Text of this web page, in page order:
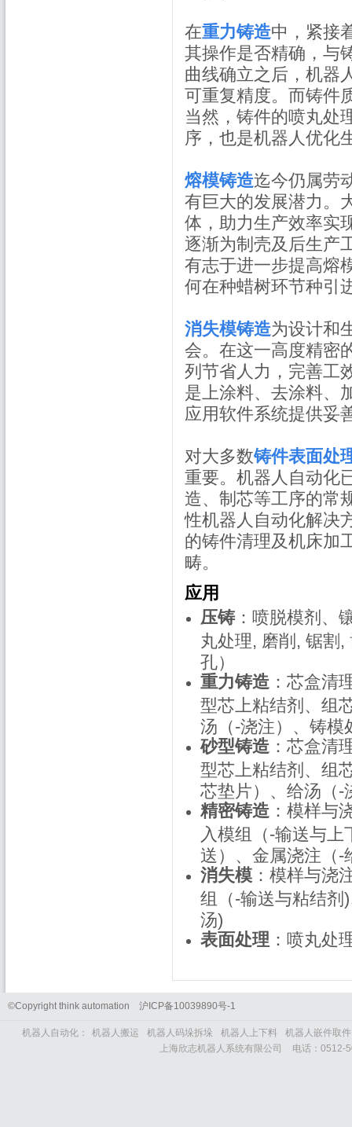
在重力铸造中，紧接
其操作是否精确，与
曲线确立之后，机器
可重复精度。而铸件
当然，铸件的喷丸处
序，也是机器人优化
熔模铸造迄今仍属劳
有巨大的发展潜力。
体，助力生产效率实
逐渐为制壳及后生产
有志于进一步提高熔
何在种蜡树环节种引
消失模铸造为设计和
会。在这一高度精密
列节省人力，完善工
是上涂料、去涂料、
应用软件系统提供妥
对大多数铸件表面处
重要。机器人自动化
造、制芯等工序的常
性机器人自动化解决
的铸件清理及机床加
畴。
应用
压铸 ：喷脱模剂、
丸处理, 磨削, 锯割
孔）
重力铸造 ：芯盒清
型芯上粘结剂、组
汤（-浇注）、铸模
砂型铸造 ：芯盒清
型芯上粘结剂、组
芯垫片）、给汤（-
精密铸造 ：模样与
入模组（-输送与
送）、金属浇注（-
消失模 ：模样与浇
组（-输送与粘结剂
汤)
表面处理 ：喷丸处
©Copyright think automation 沪ICP备10039890号-1
机器人自动化： 机器人搬运 机器人码垛拆垛 机器人上下料
机器人嵌件取件
上海欣志机器人系统有限公司
电话： 0512-